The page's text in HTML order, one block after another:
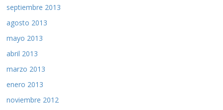
septiembre 2013
agosto 2013
mayo 2013
abril 2013
marzo 2013
enero 2013
noviembre 2012